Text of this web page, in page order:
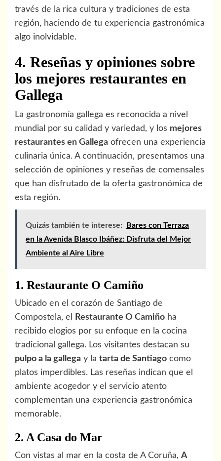
través de la rica cultura y tradiciones de esta
región, haciendo de tu experiencia gastronómica
algo inolvidable.
4. Reseñas y opiniones sobre
los mejores restaurantes en
Gallega
La gastronomía gallega es reconocida a nivel
mundial por su calidad y variedad, y los mejores
restaurantes en Gallega ofrecen una experiencia
culinaria única. A continuación, presentamos una
selección de opiniones y reseñas de comensales
que han disfrutado de la oferta gastronómica de
esta región.
Quizás también te interese:
Bares con Terraza
en la Avenida Blasco Ibáñez: Disfruta del Mejor
Ambiente al Aire Libre
1. Restaurante O Camiño
Ubicado en el corazón de Santiago de
Compostela, el
Restaurante O Camiño ha
recibido elogios por su enfoque en la cocina
tradicional gallega. Los visitantes destacan su
pulpo a la gallega y la tarta de Santiago como
platos imperdibles. Las reseñas indican que el
ambiente acogedor y el servicio atento
complementan una experiencia gastronómica
memorable.
2. A Casa do Mar
Con vistas al mar en la costa de A Coruña, A